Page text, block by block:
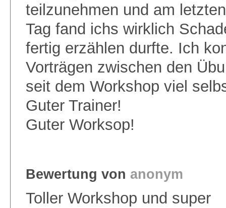
teilzunehmen und am letzten
Tag fand ichs wirklich
fertig erzählen durfte. Ich
Vorträgen zwischen den
seit dem Workshop viel
Guter Trainer!
Guter Worksop!
Bewertung von anonym
Toller Workshop und super